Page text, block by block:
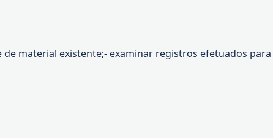
material existente;- examinar registros efetuados para